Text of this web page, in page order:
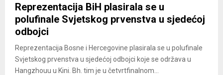
Reprezentacija BiH plasirala se u
polufinale Svjetskog prvenstva u sjedećoj
odbojci
Reprezentacija Bosne i Hercegovine plasirala se u polufinale
Svjetskog prvenstva u sjedećoj odbojci koje se održava u
Hangzhouu u Kini. Bh. tim je u četvrtfinalnom...